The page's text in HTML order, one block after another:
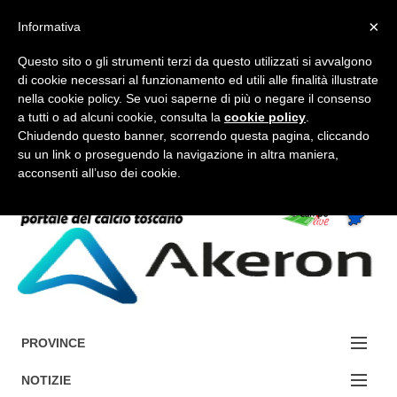
FORUM-ACCEDI
Accedi / Registrati
PROVINCE
EDIZIONE:
NOTIZIE
×
Informativa
Questo sito o gli strumenti terzi da questo utilizzati si avvalgono
di cookie necessari al funzionamento ed utili alle finalità illustrate
nella cookie policy. Se vuoi saperne di più o negare il consenso
a tutti o ad alcuni cookie, consulta la cookie policy
Chiudendo questo banner, scorrendo questa pagina, cliccando
su un link o proseguendo la navigazione in altra maniera,
acconsenti all’uso dei cookie.